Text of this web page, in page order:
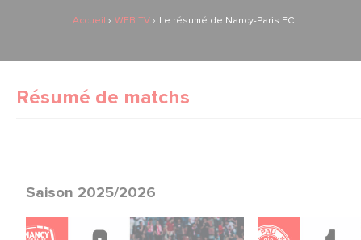
Accueil WEB TV Le résumé de Nancy-Paris FC
Résumé de matchs
Saison 2025/2026